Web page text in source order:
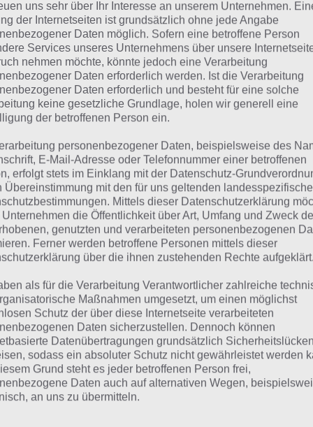
Lösungen für 94%
findest du bereits die Lösung zum Bild: Picknick. Da
anders ist, können wir dir nicht das exakte Level
Komplettlösung jedoch trotzdem zu jedem
findest!
Weitere Lösungen zu 94% gesucht?
Schaue inunsere Komplettlösung
App! Dort kannst du mit der Suche
schnell die Antworten und
über 300 Level finden!
Lösungen auch ohne unsere Hilfe, indem du in
diese jedoch begrenzt sind, hast du hier stets die
uns sehr über Ihr Interesse an unserem Unternehmen.
der Internetseiten ist grundsätzlich ohne jede Angabe
Daten möglich. Sofern eine betroffene Person
Services unseres Unternehmens über unsere
nehmen möchte, könnte jedoch eine Verarbeitung
Daten erforderlich werden. Ist die Verarbeitung
Daten erforderlich und besteht für eine solche
keine gesetzliche Grundlage, holen wir generell eine
der betroffenen Person ein.
personenbezogener Daten, beispielsweise des
E-Mail-Adresse oder Telefonnummer einer betroffenen
erfolgt stets im Einklang mit der Datenschutz-
Übereinstimmung mit den für uns geltenden
Mittels dieser Datenschutzerklärung
Unternehmen die Öffentlichkeit über Art, Umfang und Zweck
genutzten und verarbeiteten personenbezogenen
Ferner werden betroffene Personen mittels dieser
über die ihnen zustehenden Rechte aufgeklärt.
als für die Verarbeitung Verantwortlicher zahlreiche
Maßnahmen umgesetzt, um einen möglichst
Schutz der über diese Internetseite verarbeiteten
Daten sicherzustellen. Dennoch können
Datenübertragungen grundsätzlich
sodass ein absoluter Schutz nicht gewährleistet werden
Grund steht es jeder betroffenen Person frei,
Daten auch auf alternativen Wegen,
an uns zu übermitteln.